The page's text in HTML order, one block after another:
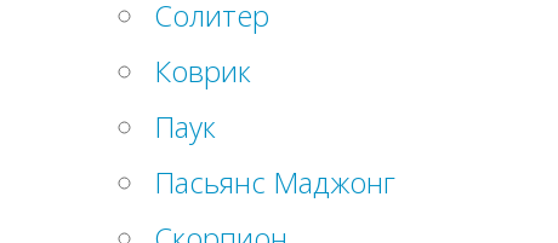
Солитер
Коврик
Паук
Пасьянс Маджонг